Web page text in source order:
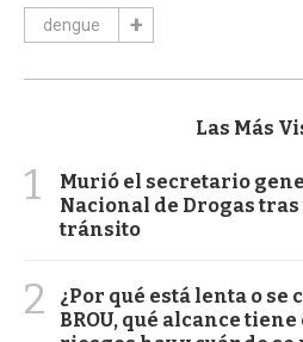
dengue
Las Más
1
Murió el secretario
Nacional de Drogas
tránsito
2
¿Por qué está lenta o se
BROU, qué alcance